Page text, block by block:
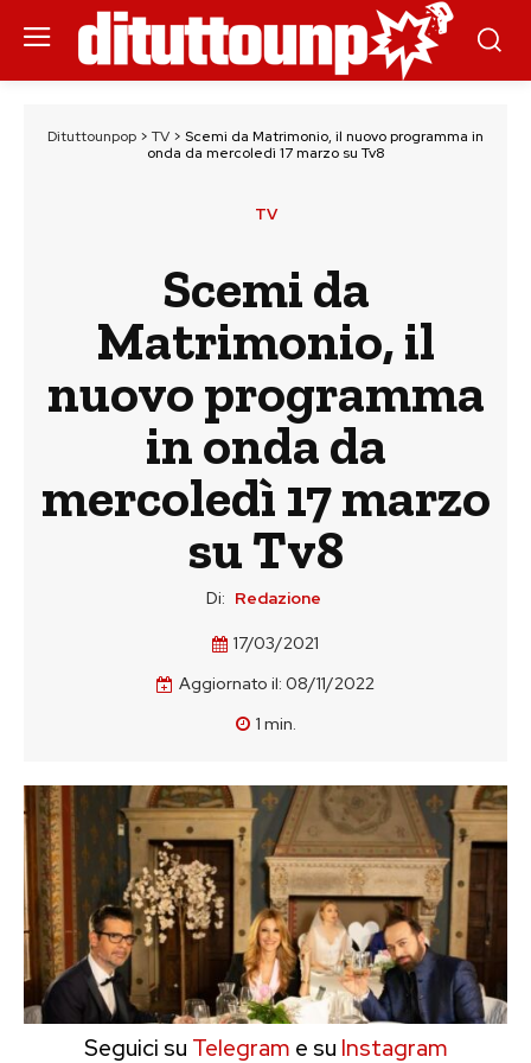
Dituttounpop > TV > Scemi da Matrimonio, il nuovo programma in
onda da mercoledì 17 marzo su Tv8
TV
Scemi da
Matrimonio, il
nuovo programma
in onda da
mercoledì 17 marzo
su Tv8
Di: Redazione
17/03/2021
Aggiornato il: 08/11/2022
1 min.
Seguici su Telegram e su Instagram